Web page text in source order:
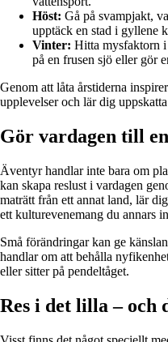
Höst: Gå på svampjakt,
upptäck en stad i gyllene
Vinter: Hitta mysfaktorn
på en frusen sjö eller gör
Genom att låta årstiderna
upplevelser och lär dig
Gör vardagen till
Äventyr handlar inte bara om
kan skapa reslust i vardagen
maträtt från ett annat land, lär
ett kulturevenemang du annars
Små förändringar kan ge
handlar om att behålla
eller sitter på pendeltåget.
Res i det lilla – och